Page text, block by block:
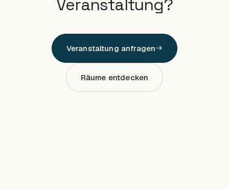
Veranstaltung?
Veranstaltung anfragen
Räume entdecken